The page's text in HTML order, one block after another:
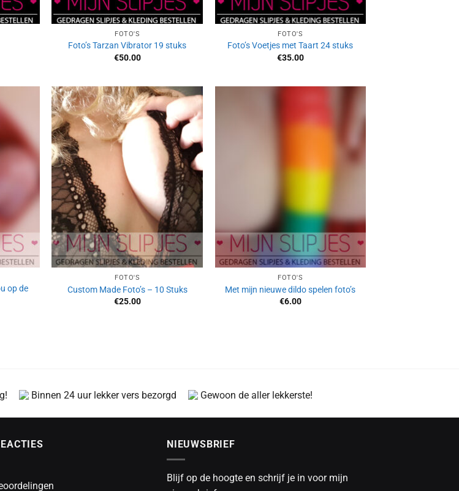
FOTO'S
Foto’s Tarzan Vibrator 19 stuks
€50.00
FOTO'S
Foto’s Voetjes met Taart 24 stuks
€35.00
Aan
toevoegen
op de
Aan
verlanglijst
toevoegen
FOTO'S
Custom Made Foto’s – 10 Stuks
€25.00
verlanglijst
FOTO'S
Met mijn nieuwe dildo spelen foto’s
€6.00
Binnen 24 uur lekker vers bezorgd Gewoon de aller lekkerste!
NIEUWSBRIEF
Blijf op de hoogte en schrijf je in voor mijn